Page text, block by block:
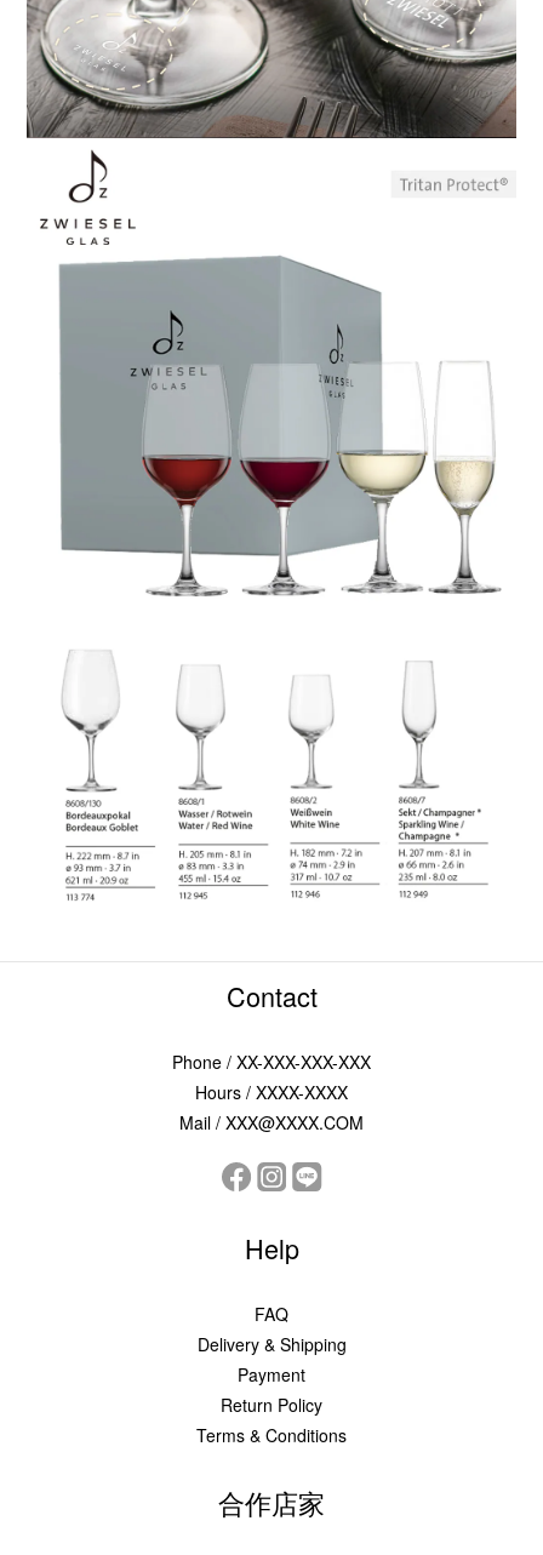
Contact
Phone / XX-XXX-XXX-XXX
Hours / XXXX-XXXX
Mail / XXX@XXXX.COM
Help
FAQ
Delivery & Shipping
Payment
Return Policy
Terms & Conditions
合作店家